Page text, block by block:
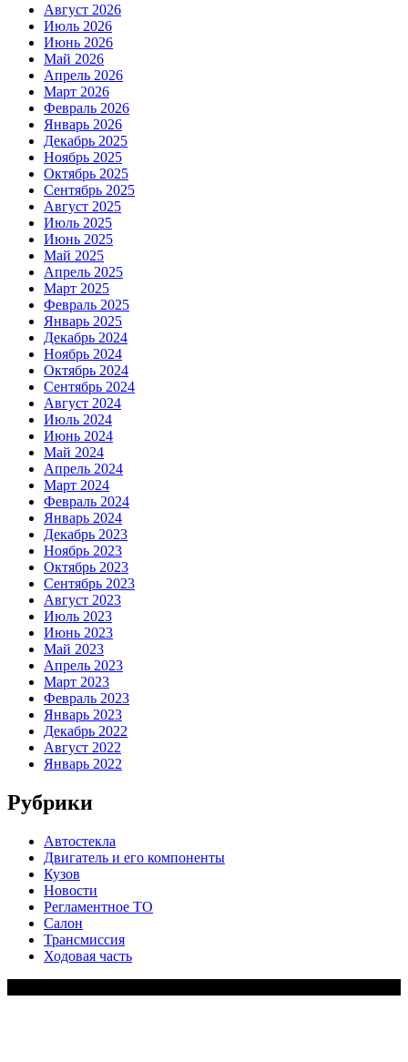
Август 2026
Июль 2026
Июнь 2026
Май 2026
Апрель 2026
Март 2026
Февраль 2026
Январь 2026
Декабрь 2025
Ноябрь 2025
Октябрь 2025
Сентябрь 2025
Август 2025
Июль 2025
Июнь 2025
Май 2025
Апрель 2025
Март 2025
Февраль 2025
Январь 2025
Декабрь 2024
Ноябрь 2024
Октябрь 2024
Сентябрь 2024
Август 2024
Июль 2024
Июнь 2024
Май 2024
Апрель 2024
Март 2024
Февраль 2024
Январь 2024
Декабрь 2023
Ноябрь 2023
Октябрь 2023
Сентябрь 2023
Август 2023
Июль 2023
Июнь 2023
Май 2023
Апрель 2023
Март 2023
Февраль 2023
Январь 2023
Декабрь 2022
Август 2022
Январь 2022
Рубрики
Автостекла
Двигатель и его компоненты
Кузов
Новости
Регламентное ТО
Салон
Трансмиссия
Ходовая часть